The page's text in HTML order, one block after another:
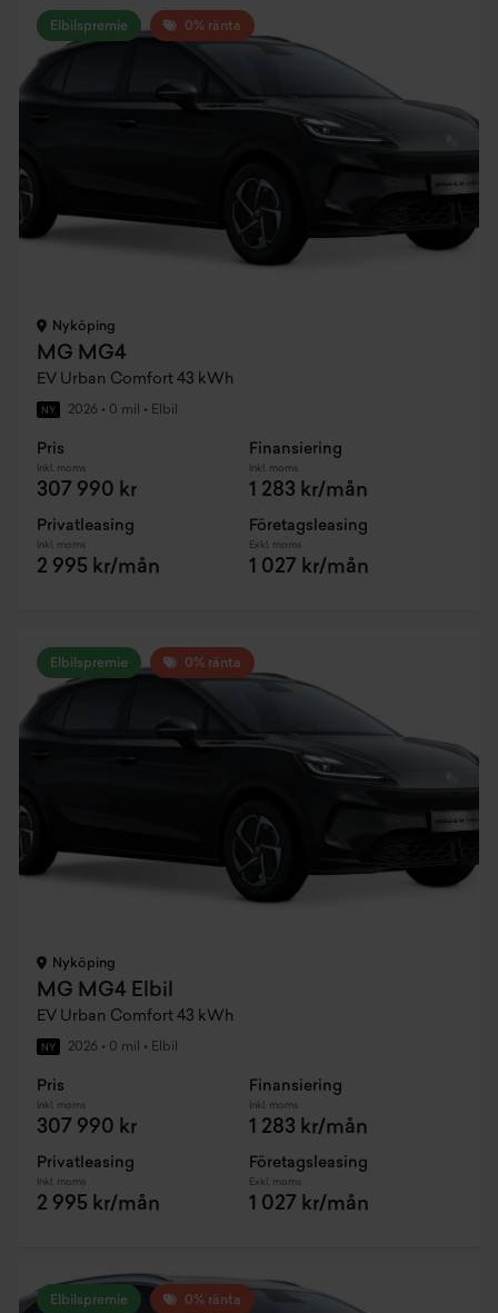
Elbilspremie 0% ränta
Nyköping
MG MG4
EV Urban Comfort 43 kWh
NY 2026 • 0 mil • Elbil
Pris
Inkl. moms
307 990 kr
Finansiering
Inkl. moms
1 283 kr/mån
Privatleasing
Inkl. moms
2 995 kr/mån
Företagsleasing
Exkl. moms
1 027 kr/mån
Elbilspremie 0% ränta
Nyköping
MG MG4 Elbil
EV Urban Comfort 43 kWh
NY 2026 • 0 mil • Elbil
Pris
Inkl. moms
307 990 kr
Finansiering
Inkl. moms
1 283 kr/mån
Privatleasing
Inkl. moms
2 995 kr/mån
Företagsleasing
Exkl. moms
1 027 kr/mån
Elbilspremie 0% ränta